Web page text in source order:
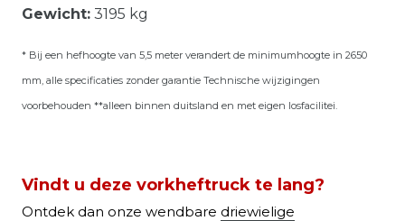
Gewicht: 3195 kg
* Bij een hefhoogte van 5,5 meter verandert de minimumhoogte in 2650
mm, alle specificaties zonder garantie Technische wijzigingen
voorbehouden **alleen binnen duitsland en met eigen losfacilitei.
Vindt u deze vorkheftruck te lang?
Ontdek dan onze wendbare driewielige